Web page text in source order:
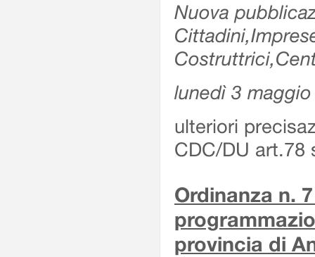
Nuova
lunedì 3
ulteriori
CDC/DU art.78
Ordinanza n.
provincia di